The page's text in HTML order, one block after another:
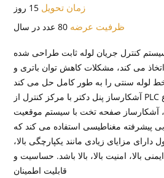
زمان تحویل 15 روز
ظرفیت عرضه 80 عدد در سال
کنترل جریان لوله ثابت طراحی شده
می کند، مشکلات کاهش توان باتری و
آشکارساز پنل دکتر با مرکز کنترل از PLC برنامه میبل از نوع S7-200
آشکارساز صفحه تخت با سیستم موقعیت
پیشرفته مغناطیسی استفاده می کند که
مزایای زیادی مانند یکپارچگی بالا،
بالا، امنیت بالا، بالا باشد. حساسیت و
قابلیت اطمینان